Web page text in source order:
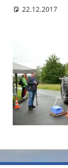
22.12.2017